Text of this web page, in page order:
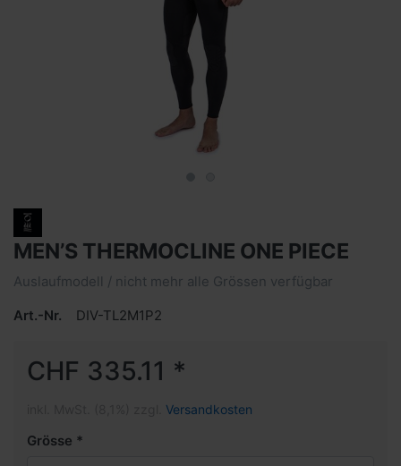
MEN’S THERMOCLINE ONE PIECE
Auslaufmodell / nicht mehr alle Grössen verfügbar
Art.-Nr.
DIV-TL2M1P2
CHF 335.11 *
Versandkosten
Grösse